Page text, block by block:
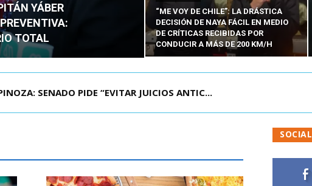
YÁBER
TOTAL
“ME VOY DE CHILE”: LA DRÁSTICA
DECISIÓN DE NAYA FÁCIL EN MEDIO
DE CRÍTICAS RECIBIDAS POR
CONDUCIR A MÁS DE 200 KM/H
Y DECLARA ADMISIBLES LOS TRES REQU...
SOCIAL